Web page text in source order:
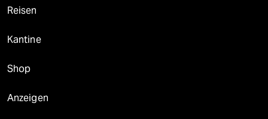
Reisen
Kantine
Shop
Anzeigen